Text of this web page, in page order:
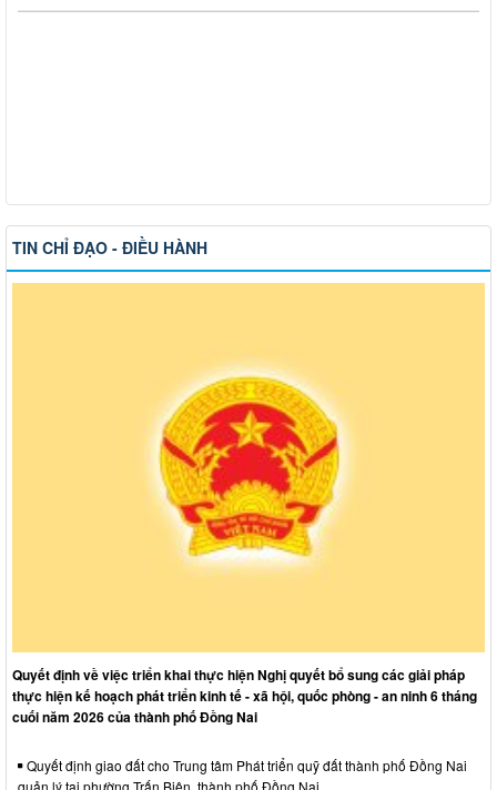
TIN CHỈ ĐẠO - ĐIỀU HÀNH
Quyết định về việc triển khai thực hiện Nghị quyết bổ sung các giải pháp
thực hiện kế hoạch phát triển kinh tế - xã hội, quốc phòng - an ninh 6 tháng
cuối năm 2026 của thành phố Đồng Nai
Quyết định giao đất cho Trung tâm Phát triển quỹ đất thành phố Đồng Nai
quản lý tại phường Trấn Biên, thành phố Đồng Nai